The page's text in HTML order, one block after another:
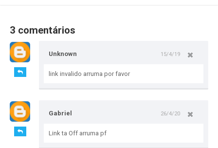
3 comentários
Unknown 15/4/19
link invalido arruma por favor
Gabriel 26/4/20
Link ta Off arruma pf